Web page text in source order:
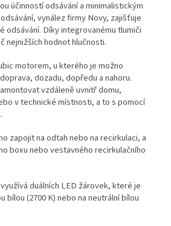
účinností odsávání a minimalistickým
vynález firmy Novy, zajišťuje
odsávání. Díky integrovanému tlumiči
nejnižších hodnot hlučnosti.
motorem, u kterého je možno
dozadu, dopředu a nahoru.
vzdáleně uvnitř domu,
v technické místnosti, a to s pomocí
zapojit na odtah nebo na recirkulaci, a
boxu nebo vestavného recirkulačního
duálních LED žárovek, které je
bílou (2700 K) nebo na neutrální bílou